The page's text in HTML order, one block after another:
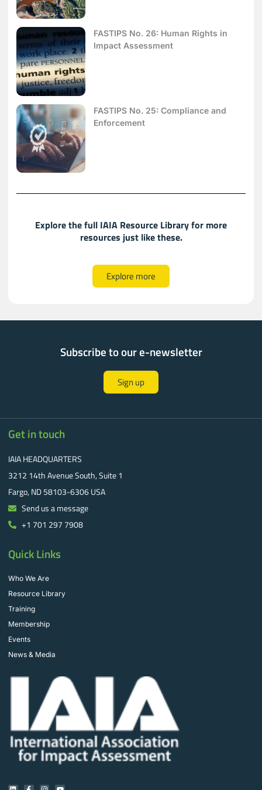
FASTIPS No. 26: Human Rights in
Impact Assessment
FASTIPS No. 25: Compliance and
Enforcement
Explore the full IAIA Resource Library for more
resources just like these.​​
Explore more
Subscribe to our e-newsletter
Sign up
Get in touch
IAIA HEADQUARTERS
3212 14th Avenue South, Suite 1
Fargo, ND 58103-6306 USA
Send us a message
+1 701 297 7908
Quick Links
Who We Are
Resource Library
Training
Membership
Events
News & Media